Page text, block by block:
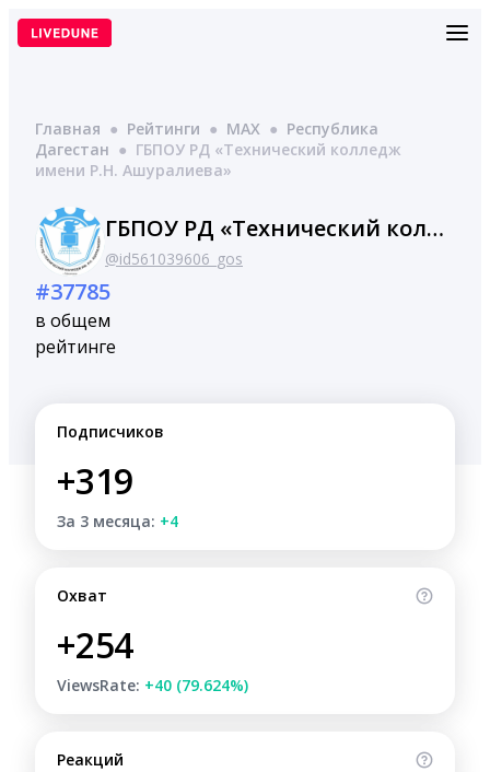
Перейти
Главная ● Рейтинги ● MAX ● Республика
Дагестан ● ГБПОУ РД «Технический колледж
имени Р.Н. Ашуралиева»
ГБПОУ РД «Технический колледж имени Р.Н. Ашуралиева»
@id561039606_gos
#37785
в общем
рейтинге
Подписчиков
+319
За 3 месяца: +4
Охват
+254
ViewsRate: +40 (79.624%)
Реакций